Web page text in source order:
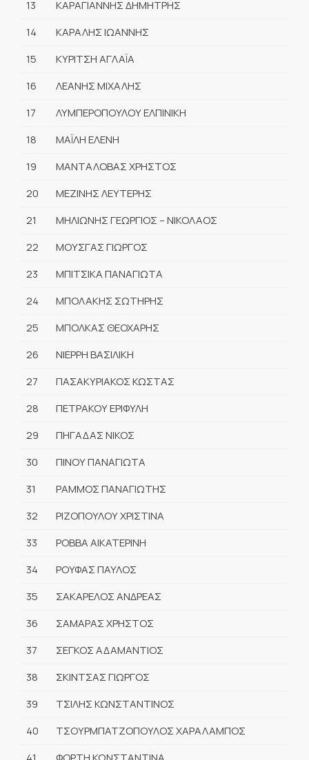
13
ΚΑΡΑΓΙΑΝΝΗΣ ΔΗΜΗΤΡΗΣ
14
ΚΑΡΑΛΗΣ ΙΩΑΝΝΗΣ
15
ΚΥΡΙΤΣΗ ΑΓΛΑΪΑ
16
ΛΕΑΝΗΣ ΜΙΧΑΛΗΣ
17
ΛΥΜΠΕΡΟΠΟΥΛΟΥ ΕΛΠΙΝΙΚΗ
18
ΜΑΪΛΗ ΕΛΕΝΗ
19
ΜΑΝΤΑΛΟΒΑΣ ΧΡΗΣΤΟΣ
20
ΜΕΖΙΝΗΣ ΛΕΥΤΕΡΗΣ
21
ΜΗΛΙΩΝΗΣ ΓΕΩΡΓΙΟΣ – ΝΙΚΟΛΑΟΣ
22
ΜΟΥΣΓΑΣ ΓΙΩΡΓΟΣ
23
ΜΠΙΤΣΙΚΑ ΠΑΝΑΓΙΩΤΑ
24
ΜΠΟΛΑΚΗΣ ΣΩΤΗΡΗΣ
25
ΜΠΟΛΚΑΣ ΘΕΟΧΑΡΗΣ
26
ΝΙΕΡΡΗ ΒΑΣΙΛΙΚΗ
27
ΠΑΣΑΚΥΡΙΑΚΟΣ ΚΩΣΤΑΣ
28
ΠΕΤΡΑΚΟΥ ΕΡΙΦΥΛΗ
29
ΠΗΓΑΔΑΣ ΝΙΚΟΣ
30
ΠΙΝΟΥ ΠΑΝΑΓΙΩΤΑ
31
ΡΑΜΜΟΣ ΠΑΝΑΓΙΩΤΗΣ
32
ΡΙΖΟΠΟΥΛΟΥ ΧΡΙΣΤΙΝΑ
33
ΡΟΒΒΑ ΑΙΚΑΤΕΡΙΝΗ
34
ΡΟΥΦΑΣ ΠΑΥΛΟΣ
35
ΣΑΚΑΡΕΛΟΣ ΑΝΔΡΕΑΣ
36
ΣΑΜΑΡΑΣ ΧΡΗΣΤΟΣ
37
ΣΕΓΚΟΣ ΑΔΑΜΑΝΤΙΟΣ
38
ΣΚΙΝΤΣΑΣ ΓΙΩΡΓΟΣ
39
ΤΣΙΛΗΣ ΚΩΝΣΤΑΝΤΙΝΟΣ
40
ΤΣΟΥΡΜΠΑΤΖΟΠΟΥΛΟΣ ΧΑΡΑΛΑΜΠΟΣ